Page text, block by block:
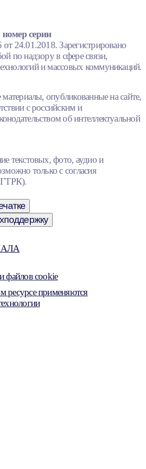
серии
24.01.2018. Зарегистрировано
по надзору в сфере связи,
и массовых коммуникаций.
опубликованные на сайте,
с российским и
об интеллектуальной
текстовых, фото, аудио и
только с согласия
файлов cookie
ресурсе применяются